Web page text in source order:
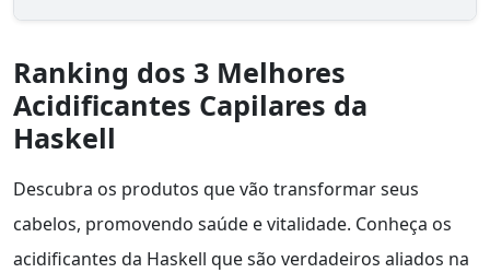
Ranking dos 3 Melhores
Acidificantes Capilares da
Haskell
Descubra os produtos que vão transformar seus
cabelos, promovendo saúde e vitalidade. Conheça os
acidificantes da Haskell que são verdadeiros aliados na